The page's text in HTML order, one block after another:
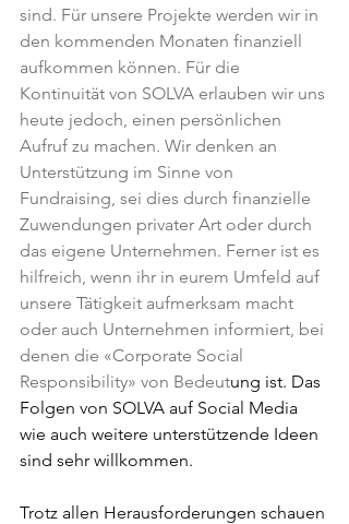
sind. Für unsere Projekte werden wir in
den kommenden Monaten finanziell
aufkommen können. Für die
Kontinuität von SOLVA erlauben wir uns
heute jedoch, einen persönlichen
Aufruf zu machen. Wir denken an
Unterstützung im Sinne von
Fundraising, sei dies durch finanzielle
Zuwendungen privater Art oder durch
das eigene Unternehmen. Ferner ist es
hilfreich, wenn ihr in eurem Umfeld auf
unsere Tätigkeit aufmerksam macht
oder auch Unternehmen informiert, bei
denen die «Corporate Social
Responsibility» von Bedeutung ist. Das
Folgen von SOLVA auf Social Media
wie auch weitere unterstützende Ideen
sind sehr willkommen.
Trotz allen Herausforderungen schauen